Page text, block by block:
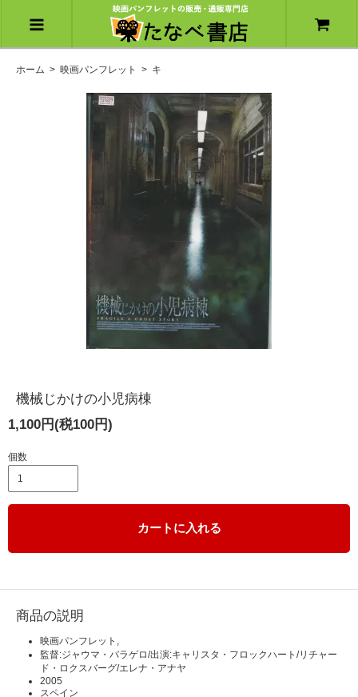
ホーム > 映画パンフレット > キ
機械じかけの小児病棟
1,100円(税100円)
個数
カートに入れる
商品の説明
映画パンフレット,
監督:ジャウマ・バラゲロ/出演:キャリスタ・フロックハート/リチャー
ド・ロクスバーグ/エレナ・アナヤ
2005
スペイン